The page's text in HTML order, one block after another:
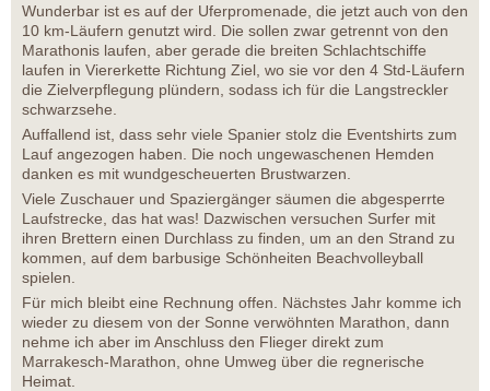
Wunderbar ist es auf der Uferpromenade, die jetzt auch von den
10 km-Läufern genutzt wird. Die sollen zwar getrennt von den
Marathonis laufen, aber gerade die breiten Schlachtschiffe
laufen in Viererkette Richtung Ziel, wo sie vor den 4 Std-Läufern
die Zielverpflegung plündern, sodass ich für die Langstreckler
schwarzsehe.
Auffallend ist, dass sehr viele Spanier stolz die Eventshirts zum
Lauf angezogen haben. Die noch ungewaschenen Hemden
danken es mit wundgescheuerten Brustwarzen.
Viele Zuschauer und Spaziergänger säumen die abgesperrte
Laufstrecke, das hat was! Dazwischen versuchen Surfer mit
ihren Brettern einen Durchlass zu finden, um an den Strand zu
kommen, auf dem barbusige Schönheiten Beachvolleyball
spielen.
Für mich bleibt eine Rechnung offen. Nächstes Jahr komme ich
wieder zu diesem von der Sonne verwöhnten Marathon, dann
nehme ich aber im Anschluss den Flieger direkt zum
Marrakesch-Marathon, ohne Umweg über die regnerische
Heimat.